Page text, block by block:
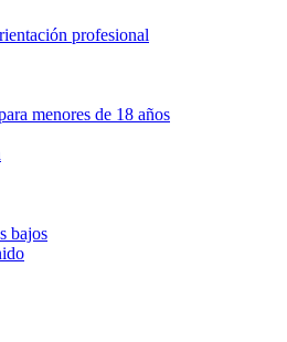
profesional
menores de 18 años
bajos